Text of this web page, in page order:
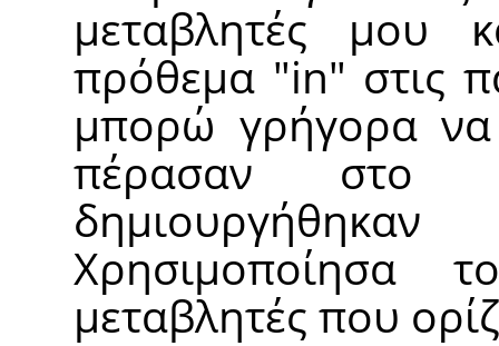
μεταβλητές μου
πρόθεμα "in" στις
μπορώ γρήγορα να
πέρασαν στο
Χρησιμοποίησα
μεταβλητές που